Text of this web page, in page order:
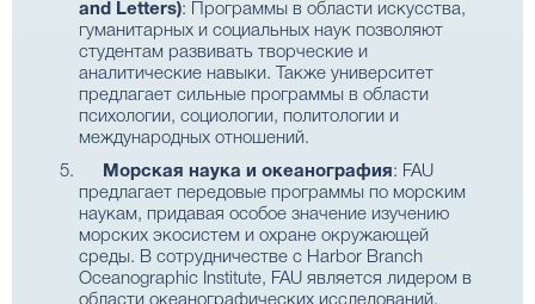
and Letters): Программы в области искусства,
гуманитарных и социальных наук позволяют
студентам развивать творческие и
аналитические навыки. Также университет
предлагает сильные программы в области
психологии, социологии, политологии и
международных отношений.
Морская наука и океанография: FAU
предлагает передовые программы по морским
наукам, придавая особое значение изучению
морских экосистем и охране окружающей
среды. В сотрудничестве с Harbor Branch
Oceanographic Institute, FAU является лидером в